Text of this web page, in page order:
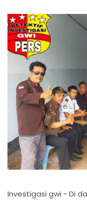
Investigasi gwi - Di